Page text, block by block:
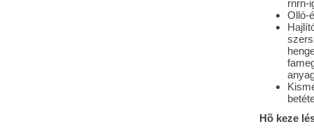
rnrn-
Olló-
Hõ keze